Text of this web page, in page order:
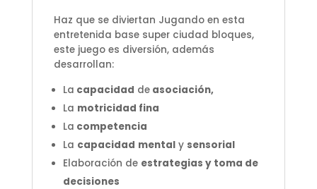
Haz que se diviertan Jugando en esta
entretenida base super ciudad bloques,
este juego es diversión, además
desarrollan:
La capacidad de asociación,
La motricidad fina
La competencia
La capacidad mental y sensorial
Elaboración de estrategias y toma de
decisiones